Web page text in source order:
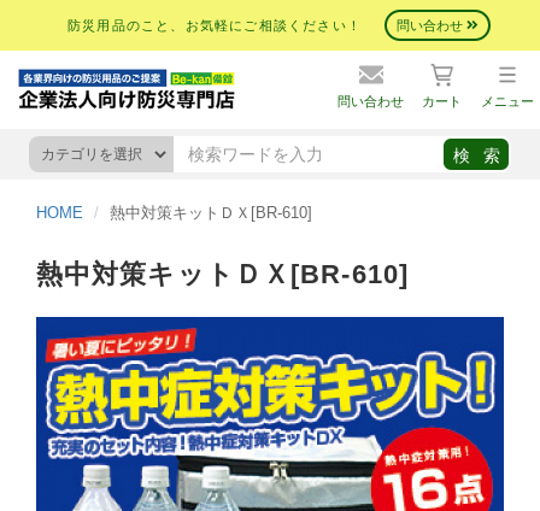
防災用品のこと、お気軽にご相談ください！ 問い合わせ
問い合わせ カート メニュー
HOME 熱中対策キットＤＸ[BR-610]
熱中対策キットＤＸ[BR-610]